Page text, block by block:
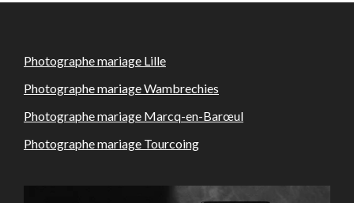
Photographe mariage Lille
Photographe mariage Wambrechies
Photographe mariage Marcq-en-Barœul
Photographe mariage Tourcoing